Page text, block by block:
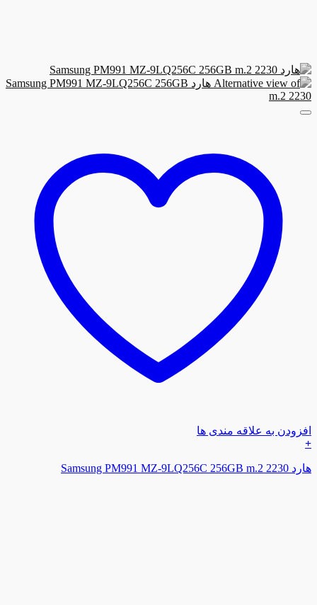
افزودن به علاقه مندی ها
+
هارد Samsung PM991 MZ-9LQ256C 256GB m.2 2230